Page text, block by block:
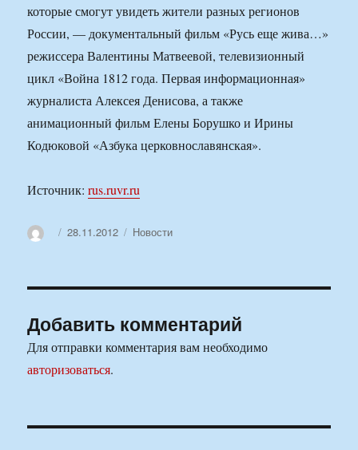
которые смогут увидеть жители разных регионов
России, — документальный фильм «Русь еще жива…»
режиссера Валентины Матвеевой, телевизионный
цикл «Война 1812 года. Первая информационная»
журналиста Алексея Денисова, а также
анимационный фильм Елены Борушко и Ирины
Кодюковой «Азбука церковнославянская».
Источник:rus.ruvr.ru
АвторОпубликовано
28.11.2012 Рубрики
Новости
Добавить комментарий
Для отправки комментария вам необходимо
авторизоваться.